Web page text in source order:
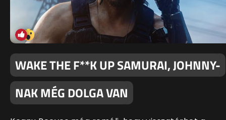
WAKE THE F**K UP SAMURAI, JOHNNY-
NAK MÉG DOLGA VAN